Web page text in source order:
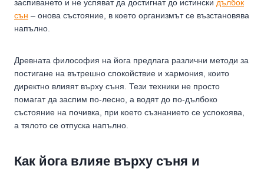
заспиването и не успяват да достигнат до истински дълбок
сън – онова състояние, в което организмът се възстановява
напълно.
Древната философия на йога предлага различни методи за
постигане на вътрешно спокойствие и хармония, които
директно влияят върху съня. Тези техники не просто
помагат да заспим по-лесно, а водят до по-дълбоко
състояние на почивка, при което съзнанието се успокоява,
а тялото се отпуска напълно.
Как йога влияе върху съня и